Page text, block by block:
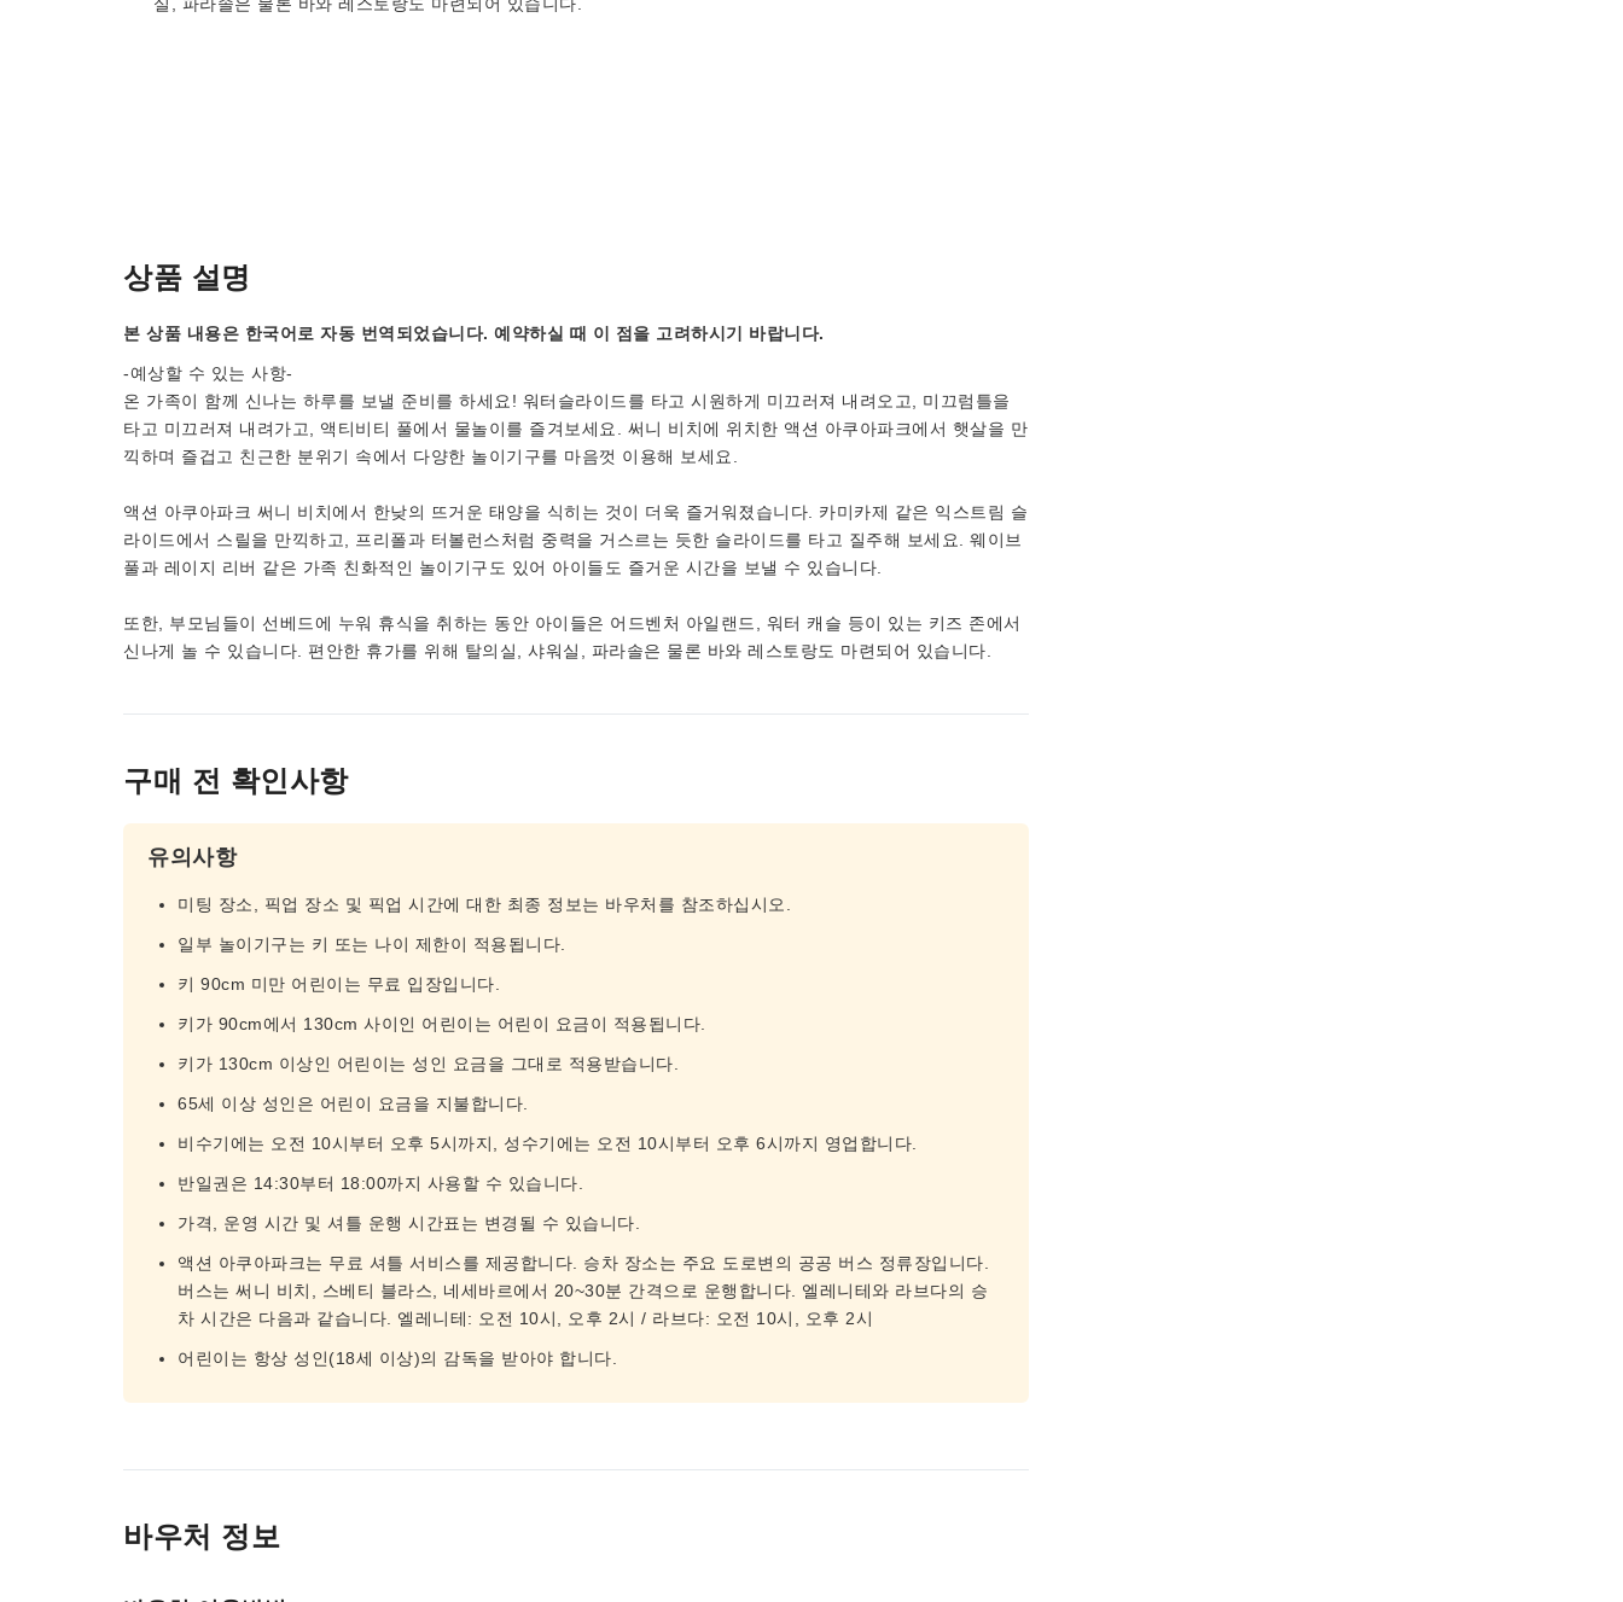
상품 설명
본 상품 내용은 한국어로 자동 번역되었습니다. 예약하실 때 이 점을 고려하시기 바랍니다.
-예상할 수 있는 사항-
온 가족이 함께 신나는 하루를 보낼 준비를 하세요! 워터슬라이드를 타고 시원하게 미끄러져 내려오고, 미끄럼틀을
타고 미끄러져 내려가고, 액티비티 풀에서 물놀이를 즐겨보세요. 써니 비치에 위치한 액션 아쿠아파크에서 햇살을 만
끽하며 즐겁고 친근한 분위기 속에서 다양한 놀이기구를 마음껏 이용해 보세요.
액션 아쿠아파크 써니 비치에서 한낮의 뜨거운 태양을 식히는 것이 더욱 즐거워졌습니다. 카미카제 같은 익스트림 슬
라이드에서 스릴을 만끽하고, 프리폴과 터볼런스처럼 중력을 거스르는 듯한 슬라이드를 타고 질주해 보세요. 웨이브
풀과 레이지 리버 같은 가족 친화적인 놀이기구도 있어 아이들도 즐거운 시간을 보낼 수 있습니다.
또한, 부모님들이 선베드에 누워 휴식을 취하는 동안 아이들은 어드벤처 아일랜드, 워터 캐슬 등이 있는 키즈 존에서
신나게 놀 수 있습니다. 편안한 휴가를 위해 탈의실, 샤워실, 파라솔은 물론 바와 레스토랑도 마련되어 있습니다.
구매 전 확인사항
유의사항
미팅 장소, 픽업 장소 및 픽업 시간에 대한 최종 정보는 바우처를 참조하십시오.
일부 놀이기구는 키 또는 나이 제한이 적용됩니다.
키 90cm 미만 어린이는 무료 입장입니다.
키가 90cm에서 130cm 사이인 어린이는 어린이 요금이 적용됩니다.
키가 130cm 이상인 어린이는 성인 요금을 그대로 적용받습니다.
65세 이상 성인은 어린이 요금을 지불합니다.
비수기에는 오전 10시부터 오후 5시까지, 성수기에는 오전 10시부터 오후 6시까지 영업합니다.
반일권은 14:30부터 18:00까지 사용할 수 있습니다.
가격, 운영 시간 및 셔틀 운행 시간표는 변경될 수 있습니다.
액션 아쿠아파크는 무료 셔틀 서비스를 제공합니다. 승차 장소는 주요 도로변의 공공 버스 정류장입니다.
버스는 써니 비치, 스베티 블라스, 네세바르에서 20~30분 간격으로 운행합니다. 엘레니테와 라브다의 승
차 시간은 다음과 같습니다. 엘레니테: 오전 10시, 오후 2시 / 라브다: 오전 10시, 오후 2시
어린이는 항상 성인(18세 이상)의 감독을 받아야 합니다.
바우처 정보